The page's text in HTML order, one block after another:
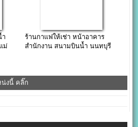
ำ
ม่
ร้านกาแฟให้เช่า หน้าอาคาร
สำนักงาน สนามบินน้ำ นนทบุรี
งนี้ คลิ๊ก